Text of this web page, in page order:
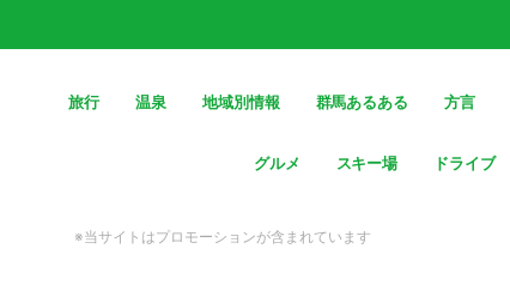
旅行 温泉 地域別情報 群馬あるある 方言
グルメ スキー場 ドライブ
※当サイトはプロモーションが含まれています